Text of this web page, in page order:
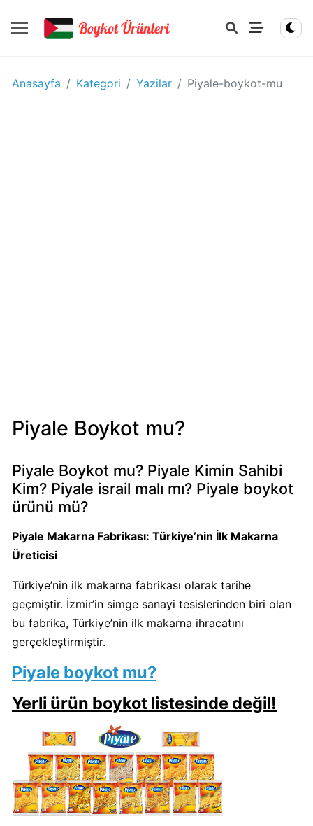
YIYECEK
Kim?
Pizza
Hut
Boykot
Pizza
Hut
Sahibi
Kim?
Algida
Boykot
mu?
Algida
Sahibi
Kimin?
Burger
King
Anasayfa Kategori Yazilar Piyale-boykot-mu
Piyale Boykot mu?
Piyale Boykot mu? Piyale Kimin Sahibi
Kim? Piyale israil malı mı? Piyale boykot
ürünü mü?
Piyale Makarna Fabrikası: Türkiye’nin İlk Makarna
Üreticisi
Türkiye’nin ilk makarna fabrikası olarak tarihe
geçmiştir. İzmir’in simge sanayi tesislerinden biri olan
bu fabrika, Türkiye’nin ilk makarna ihracatını
gerçekleştirmiştir.
Piyale boykot mu?
Yerli ürün boykot listesinde değil!